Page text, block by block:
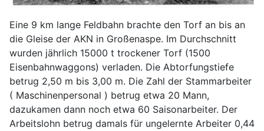
Eine 9 km lange Feldbahn brachte den Torf an bis an
die Gleise der AKN in Großenaspe. Im Durchschnitt
wurden jährlich 15000 t trockener Torf (1500
Eisenbahnwaggons) verladen. Die Abtorfungstiefe
betrug 2,50 m bis 3,00 m. Die Zahl der Stammarbeiter
( Maschinenpersonal ) betrug etwa 20 Mann,
dazukamen dann noch etwa 60 Saisonarbeiter. Der
Arbeitslohn betrug damals für ungelernte Arbeiter 0,44